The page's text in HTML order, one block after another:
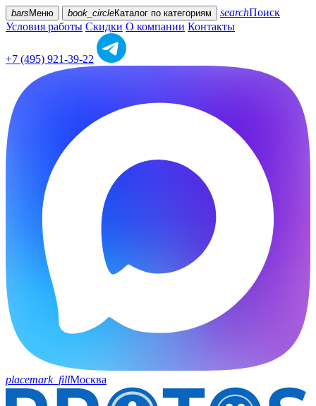
bars Меню book_circleКаталог по категориям searchПоиск
Условия работы Скидки О компании Контакты
+7 (495) 921-39-22
placemark_fillМосква